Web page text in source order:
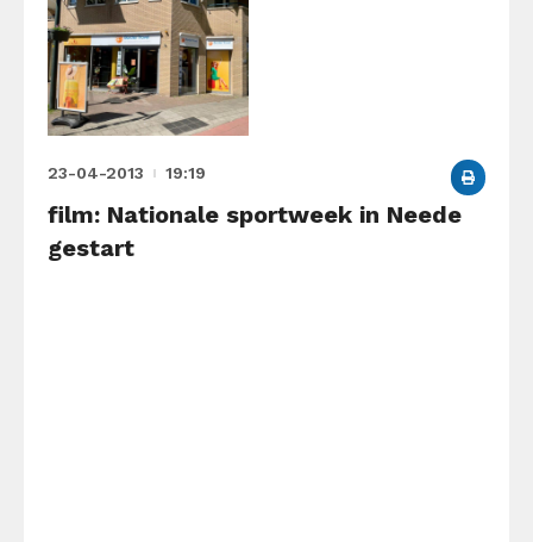
23-04-2013 19:19
film: Nationale sportweek in Neede
gestart